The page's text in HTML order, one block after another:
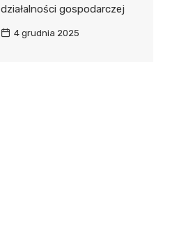
działalności gospodarczej
4 grudnia 2025